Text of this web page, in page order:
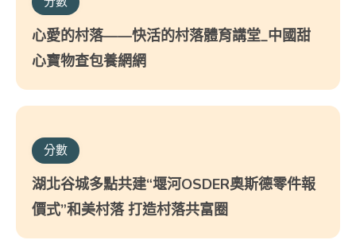
心愛的村落——快活的村落體育講堂_中國甜
心寶物查包養網網
分數
湖北谷城多點共建“堰河OSDER奧斯德零件報
價式”和美村落 打造村落共富圈